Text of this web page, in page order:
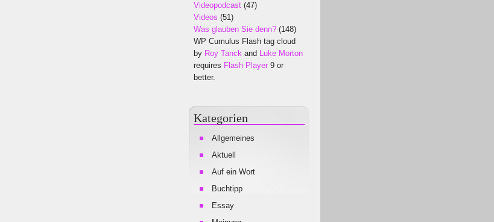
Videopodcast (47)
Videos (51)
Was glauben Sie denn? (148)
WP Cumulus Flash tag cloud
by Roy Tanck and Luke Morton
requires Flash Player 9 or
better.
Kategorien
Allgemeines
Aktuell
Auf ein Wort
Buchtipp
Essay